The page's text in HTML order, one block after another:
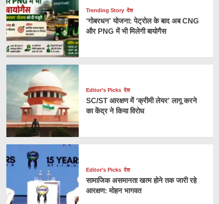
Trending Story देश
‘गोबरधन’ योजना: पेट्रोल के बाद अब CNG
और PNG में भी मिलेगी बायोगैस
Editor’s Picks देश
SC/ST आरक्षण में ‘क्रीमी लेयर’ लागू करने
का केंद्र ने किया विरोध
Editor’s Picks देश
सामाजिक असमानता खत्म होने तक जारी रहे
आरक्षण: मोहन भागवत